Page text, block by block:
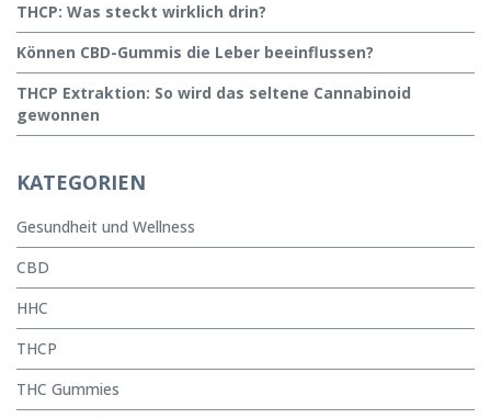
THCP: Was steckt wirklich drin?
Können CBD-Gummis die Leber beeinflussen?
THCP Extraktion: So wird das seltene Cannabinoid
gewonnen
KATEGORIEN
Gesundheit und Wellness
CBD
HHC
THCP
THC Gummies